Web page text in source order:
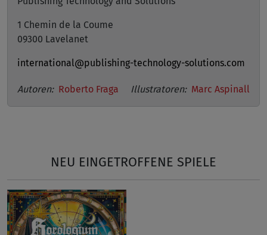
1 Chemin de la Coume
09300 Lavelanet
international@publishing-technology-solutions.com
Autoren: Roberto Fraga Illustratoren: Marc Aspinall
NEU EINGETROFFENE SPIELE